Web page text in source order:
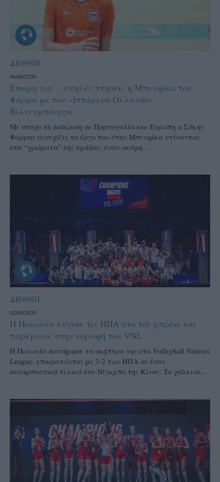
ΔΙΕΘΝΗ
06/08/2026
Έτοιμη για… υψηλές πτήσεις η Μπενφίκα του
Ψάρρα με τον «Ιπτάμενο Ολλανδό»
Βίλτενμπουργκ
Mε στόχο τη διάκριση σε Πορτογαλία και Ευρώπη ο Σάκης
Ψάρρας συνεχίζει το έργο του στην Μπενφίκα ντύνοντας
στα “χρώματα” της ομάδας, έναν ακόμη...
ΔΙΕΘΝΗ
02/08/2026
Η Πολωνία λύγισε τις ΗΠΑ στο τάι μπρέικ και
παρέμεινε στην κορυφή του VNL
Η Πολωνία διατήρησε τα σκήπτρα της στο Volleyball Nations
League, επικρατώντας με 3-2 των ΗΠΑ σε έναν
συναρπαστικό τελικό στο Νίγκμπο της Κίνας. Το χάλκινο...